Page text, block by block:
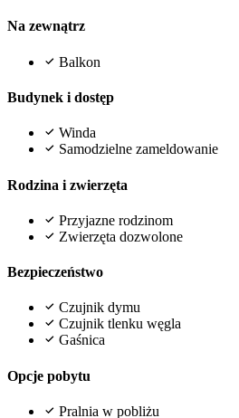
Na zewnątrz
Balkon
Budynek i dostęp
Winda
Samodzielne zameldowanie
Rodzina i zwierzęta
Przyjazne rodzinom
Zwierzęta dozwolone
Bezpieczeństwo
Czujnik dymu
Czujnik tlenku węgla
Gaśnica
Opcje pobytu
Pralnia w pobliżu